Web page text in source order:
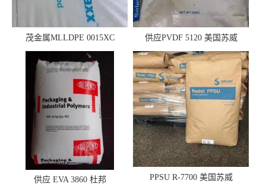
茂金属MLLDPE 0015XC
0019XC 现货
供应PVDF 5120 美国苏威
供应 EVA 3860 杜邦 PPSU R-7700 美国苏威